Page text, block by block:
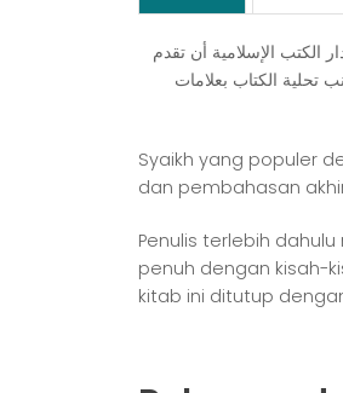
ﺍﻟﻜﺘﺐ ﺍﻹﺳﻼﻣﻴﺔ ﺃﻥ ﺗﻘﺪﻡ
ﺗﺤﻠﻴﺔ ﺍﻟﻜﺘﺎﺏ ﺑﻌﻼﻣﺎﺕ
Syaikh yang populer
dan pembahasan
Penulis terlebih
penuh dengan kisah-
kitab ini ditutup